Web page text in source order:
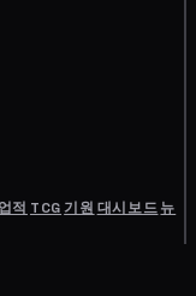
업적 TCG기원 대시보드뉴